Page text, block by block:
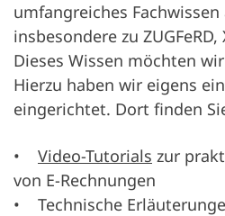
umfangreiches
insbesondere zu
Dieses Wissen möchten
Hierzu haben wir eigens
eingerichtet. Dort finden
• Video-Tutorials zur
von E-Rechnungen
• Technische